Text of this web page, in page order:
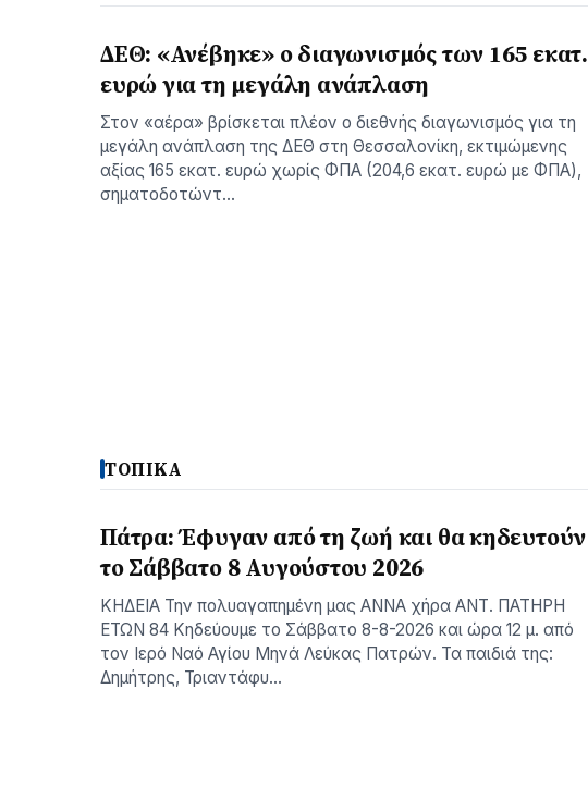
ΔΕΘ: «Ανέβηκε» ο διαγωνισμός των 165 εκατ.
ευρώ για τη μεγάλη ανάπλαση
Στον «αέρα» βρίσκεται πλέον ο διεθνής διαγωνισμός για τη
μεγάλη ανάπλαση της ΔΕΘ στη Θεσσαλονίκη, εκτιμώμενης
αξίας 165 εκατ. ευρώ χωρίς ΦΠΑ (204,6 εκατ. ευρώ με ΦΠΑ),
σηματοδοτώντ…
ΤΟΠΙΚΑ
Πάτρα: Έφυγαν από τη ζωή και θα κηδευτούν
το Σάββατο 8 Αυγούστου 2026
ΚΗΔΕΙΑ Την πολυαγαπημένη μας ΑΝΝΑ χήρα ΑΝΤ. ΠΑΤΗΡΗ
ΕΤΩΝ 84 Κηδεύουμε το Σάββατο 8-8-2026 και ώρα 12 μ. από
τον Ιερό Ναό Αγίου Μηνά Λεύκας Πατρών. Τα παιδιά της:
Δημήτρης, Τριαντάφυ…